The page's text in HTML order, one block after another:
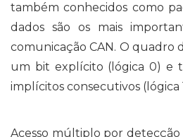
também conhecidos como
dados são os mais
comunicação CAN. O quadro
um bit explícito (lógica 0) e
implícitos consecutivos (lógica
Acesso múltiplo por detecção